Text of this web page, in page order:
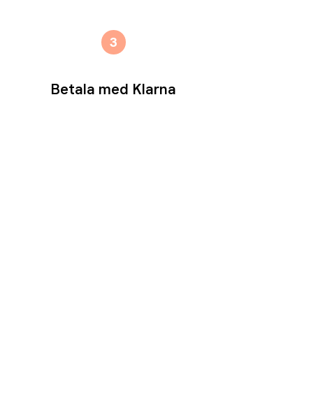
3
Betala med Klarna